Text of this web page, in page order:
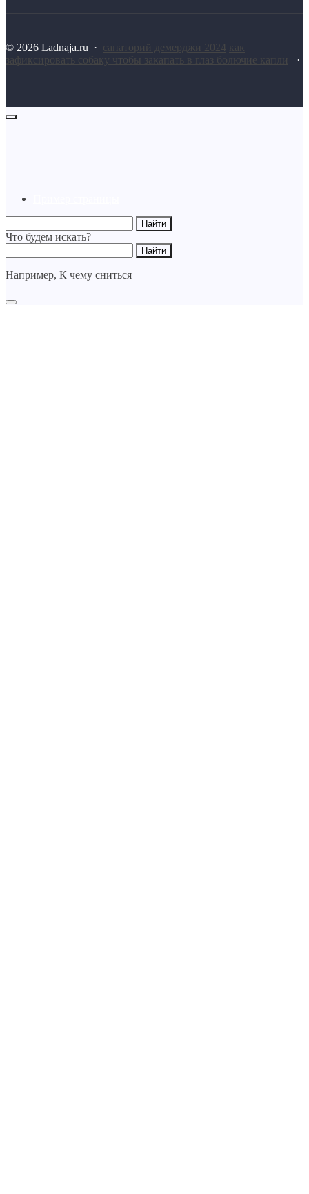
© 2026 Ladnaja.ru · санаторий демерджи 2024 как
зафиксировать собаку чтобы закапать в глаз болючие капли
·
Что будем искать?
Например, К чему сниться